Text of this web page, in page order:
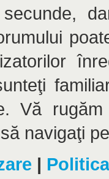
Vă
navigaţi
|